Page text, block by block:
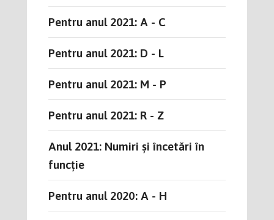
Pentru anul 2021: A - C
Pentru anul 2021: D - L
Pentru anul 2021: M - P
Pentru anul 2021: R - Z
Anul 2021: Numiri și încetări în
funcție
Pentru anul 2020: A - H